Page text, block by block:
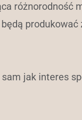
różnorodność
produkować
jak interes